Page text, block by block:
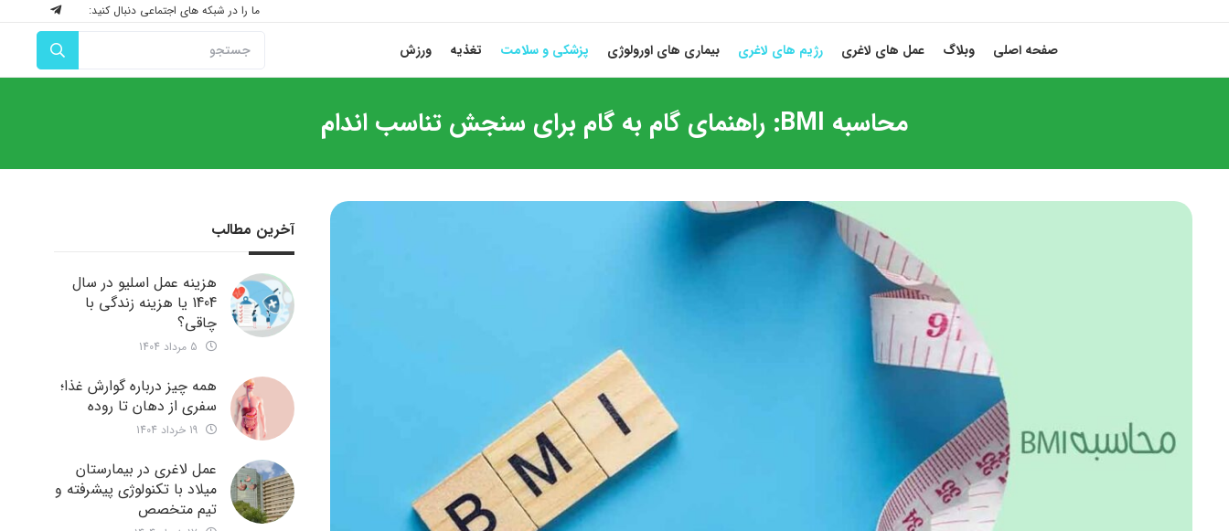
ما را در شبکه های اجتماعی دنبال کنید:
صفحه اصلی وبلاگ عمل های لاغری رژیم های لاغری بیماری های اورولوژی پزشکی و سلامت تغذیه ورزش
محاسبه BMI: راهنمای گام به گام برای سنجش تناسب اندام
آخرین مطالب
هزینه عمل اسلیو در سال
1404 یا هزینه زندگی با
چاقی؟
همه چیز درباره گوارش غذا؛
سفری از دهان تا روده
عمل لاغری در بیمارستان
میلاد با تکنولوژی پیشرفته و
تیم متخصص